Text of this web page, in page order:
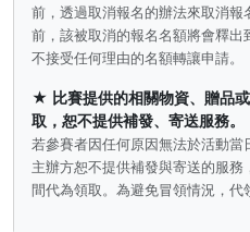
前，透過取消報名的辦法來取消
前，該被取消的報名名額將會釋
不接受任何理由的名額轉讓申請。
★ 比賽提供的相關物資、 贈品或
取，恕不提供補發、寄送服務。
若參賽者因任何原因無法於活動當
主辦方恕不提供補發與寄送的服
間代為領取。為避免冒領情況，代